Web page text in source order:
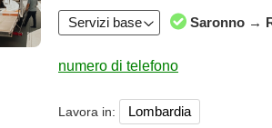
Servizi base Saronno →
Lavora in: Lombardia